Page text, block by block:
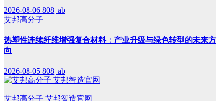
2026-08-06 808, ab
艾邦高分子
热塑性连续纤维增强复合材料：产业升级与绿色转型的未来方
向
2026-08-05 808, ab
艾邦高分子 艾邦智造官网